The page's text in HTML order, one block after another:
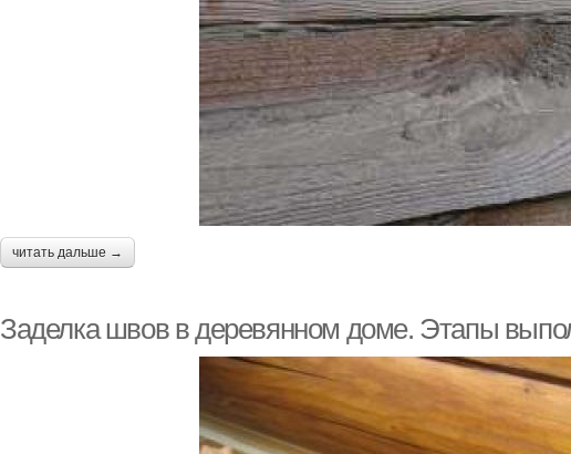
читать дальше →
Заделка швов в деревянном доме. Этапы